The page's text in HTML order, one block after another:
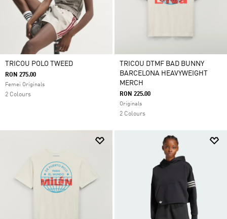
TRICOU POLO TWEED
RON 275.00
Femei Originals
2 Colours
TRICOU DTMF BAD BUNNY
BARCELONA HEAVYWEIGHT
MERCH
RON 225.00
Originals
2 Colours